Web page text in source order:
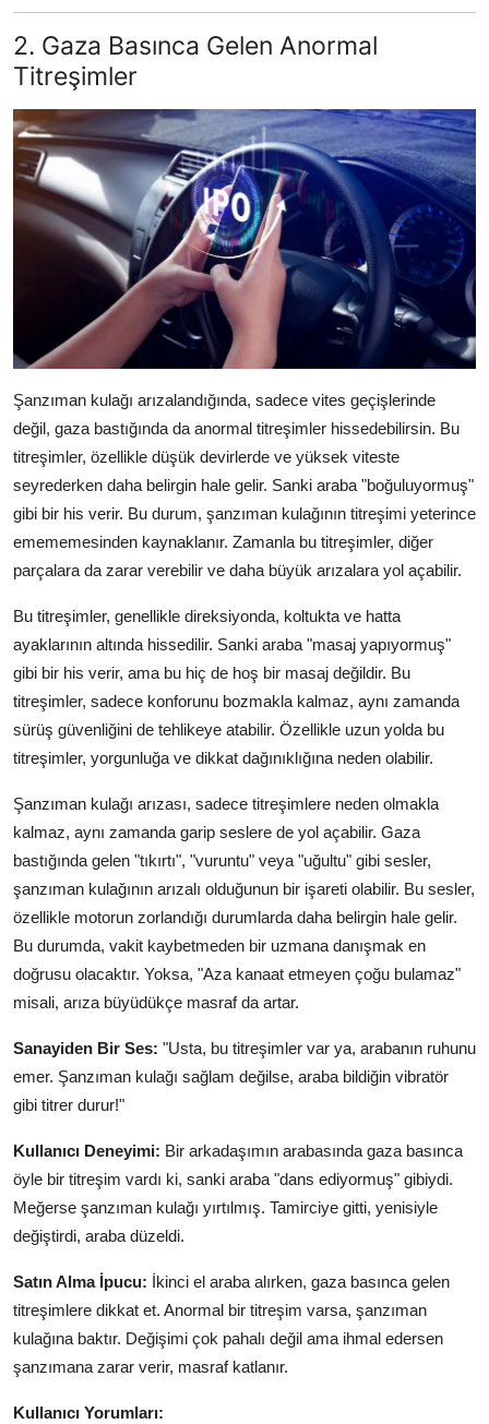
2. Gaza Basınca Gelen Anormal
Titreşimler
Şanzıman kulağı arızalandığında, sadece vites geçişlerinde
değil, gaza bastığında da anormal titreşimler hissedebilirsin. Bu
titreşimler, özellikle düşük devirlerde ve yüksek viteste
seyrederken daha belirgin hale gelir. Sanki araba "boğuluyormuş"
gibi bir his verir. Bu durum, şanzıman kulağının titreşimi yeterince
emememesinden kaynaklanır. Zamanla bu titreşimler, diğer
parçalara da zarar verebilir ve daha büyük arızalara yol açabilir.
Bu titreşimler, genellikle direksiyonda, koltukta ve hatta
ayaklarının altında hissedilir. Sanki araba "masaj yapıyormuş"
gibi bir his verir, ama bu hiç de hoş bir masaj değildir. Bu
titreşimler, sadece konforunu bozmakla kalmaz, aynı zamanda
sürüş güvenliğini de tehlikeye atabilir. Özellikle uzun yolda bu
titreşimler, yorgunluğa ve dikkat dağınıklığına neden olabilir.
Şanzıman kulağı arızası, sadece titreşimlere neden olmakla
kalmaz, aynı zamanda garip seslere de yol açabilir. Gaza
bastığında gelen "tıkırtı", "vuruntu" veya "uğultu" gibi sesler,
şanzıman kulağının arızalı olduğunun bir işareti olabilir. Bu sesler,
özellikle motorun zorlandığı durumlarda daha belirgin hale gelir.
Bu durumda, vakit kaybetmeden bir uzmana danışmak en
doğrusu olacaktır. Yoksa, "Aza kanaat etmeyen çoğu bulamaz"
misali, arıza büyüdükçe masraf da artar.
Sanayiden Bir Ses: "Usta, bu titreşimler var ya, arabanın ruhunu
emer. Şanzıman kulağı sağlam değilse, araba bildiğin vibratör
gibi titrer durur!"
Kullanıcı Deneyimi: Bir arkadaşımın arabasında gaza basınca
öyle bir titreşim vardı ki, sanki araba "dans ediyormuş" gibiydi.
Meğerse şanzıman kulağı yırtılmış. Tamirciye gitti, yenisiyle
değiştirdi, araba düzeldi.
Satın Alma İpucu: İkinci el araba alırken, gaza basınca gelen
titreşimlere dikkat et. Anormal bir titreşim varsa, şanzıman
kulağına baktır. Değişimi çok pahalı değil ama ihmal edersen
şanzımana zarar verir, masraf katlanır.
Kullanıcı Yorumları: